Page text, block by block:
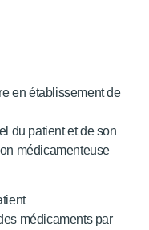
en établissement de
du patient et de son
médicamenteuse
médicaments par